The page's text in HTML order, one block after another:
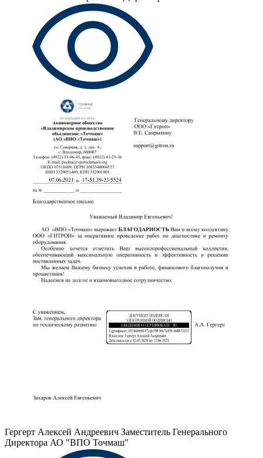
Гергерт Алексей Андреевич Заместитель Генерального
Директора АО "ВПО Точмаш"